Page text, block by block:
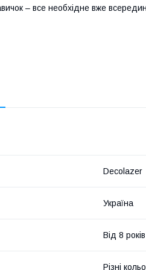
– все необхідне вже
Decolazer
Україна
Від 8 років
Різні